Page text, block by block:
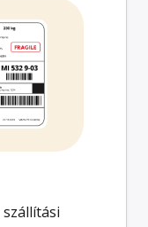
szállítási